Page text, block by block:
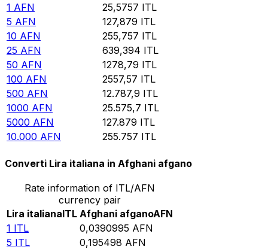
1 AFN 25,5757 ITL
5 AFN 127,879 ITL
10 AFN 255,757 ITL
25 AFN 639,394 ITL
50 AFN 1278,79 ITL
100 AFN 2557,57 ITL
500 AFN 12.787,9 ITL
1000 AFN 25.575,7 ITL
5000 AFN 127.879 ITL
10.000 AFN 255.757 ITL
Converti Lira italiana in Afghani afgano
Rate information of ITL/AFN
currency pair
Lira italianaITL Afghani afganoAFN
1 ITL 0,0390995 AFN
5 ITL 0,195498 AFN